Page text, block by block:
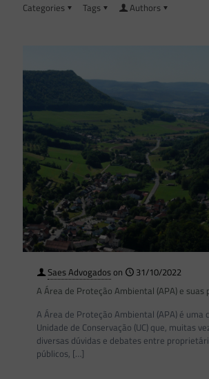
Categories Tags Authors
Saes Advogadoson
31/10/2022
A Área de Proteção Ambiental (APA) e suas
A Área de Proteção Ambiental (APA) é uma
Unidade de Conservação (UC) que, muitas
diversas dúvidas e debates entre
públicos, […]